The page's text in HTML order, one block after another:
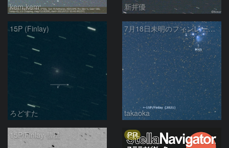
kem.kem 新井優
15P (Finlay)
ろどすた
7月18日未明のフィンレー彗星とプレアデス星団
takaoka
15P/Finlay 彗星 PR